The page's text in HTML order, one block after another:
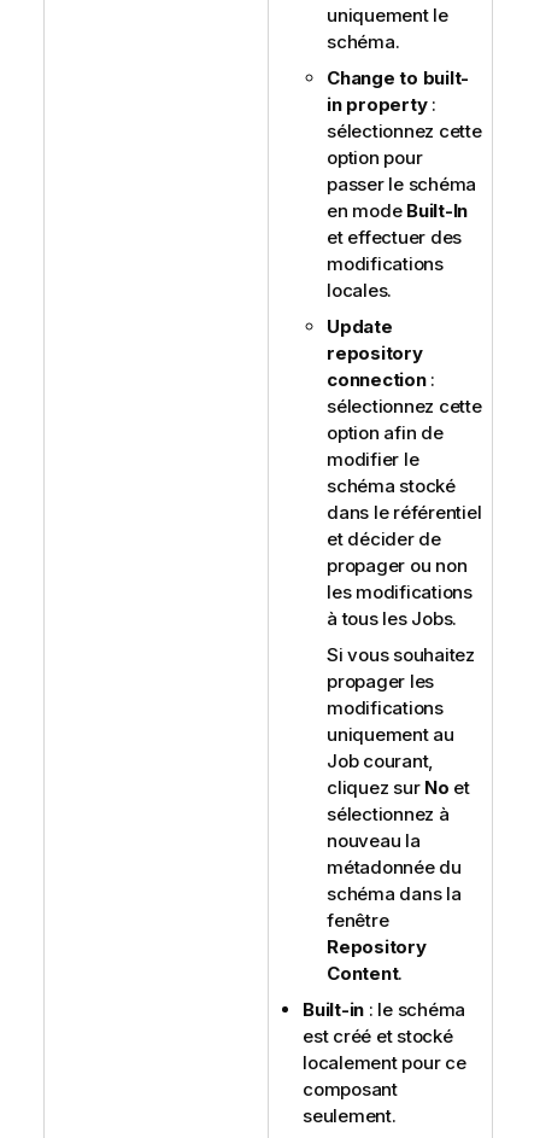
uniquement le
schéma.
Change to built-
in property:
sélectionnez cette
option pour
passer le schéma
en mode Built-In
et effectuer des
modifications
locales.
Update
repository
connection:
sélectionnez cette
option afin de
modifier le
schéma stocké
dans le référentiel
et décider de
propager ou non
les modifications
à tous les Jobs.
Si vous souhaitez
propager les
modifications
uniquement au
Job courant,
cliquez sur No et
sélectionnez à
nouveau la
métadonnée du
schéma dans la
fenêtre
Repository
Content.
Built-in : le schéma
est créé et stocké
localement pour ce
composant
seulement.